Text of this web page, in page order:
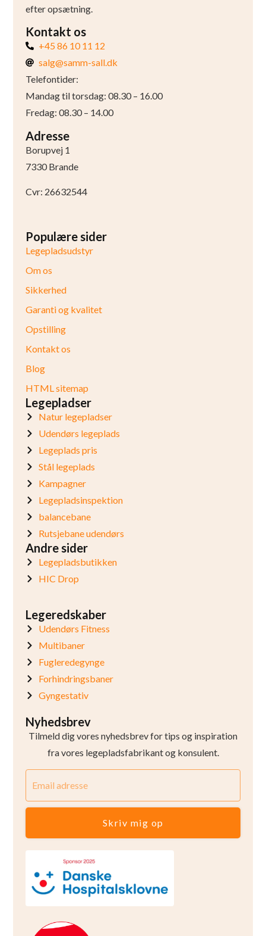
efter opsætning.
Kontakt os
+45 86 10 11 12
salg@samm-sall.dk
Telefontider:
Mandag til torsdag: 08.30 – 16.00
Fredag: 08.30 – 14.00
Adresse
Borupvej 1
7330 Brande
Cvr: 26632544
Populære sider
Legepladsudstyr
Om os
Sikkerhed
Garanti og kvalitet
Opstilling
Kontakt os
Blog
HTML sitemap
Legepladser
Natur legepladser
Udendørs legeplads
Legeplads pris
Stål legeplads
Kampagner
Legepladsinspektion
balancebane
Rutsjebane udendørs
Andre sider
Legepladsbutikken
HIC Drop
Legeredskaber
Udendørs Fitness
Multibaner
Fugleredegynge
Forhindringsbaner
Gyngestativ
Nyhedsbrev
Tilmeld dig vores nyhedsbrev for tips og inspiration
fra vores legepladsfabrikant og konsulent.
Skriv mig op